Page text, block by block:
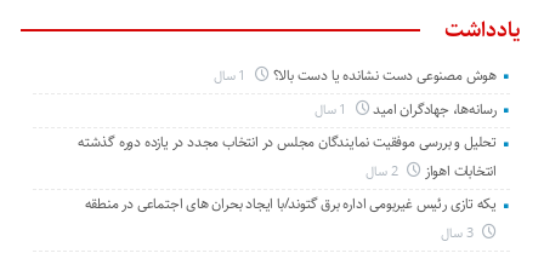
یادداشت
هوش مصنوعی دست نشانده یا دست بالا؟
رسانه‌ها، جهادگران امید
تحلیل و بررسی موفقیت نمایندگان مجلس در انتخاب مجدد در یازده دوره گذشته
انتخابات اهواز
2 سال
یکه تازی رئیس غیربومی اداره برق گتوند/با ایجاد بحران های اجتماعی در منطقه
3 سال